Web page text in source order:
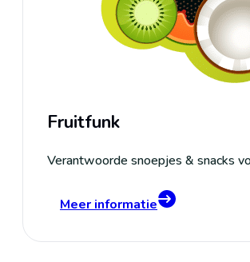
Fruitfunk
Verantwoorde snoepjes & snacks
Meer informatie